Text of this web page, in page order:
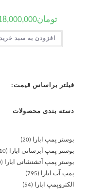
تومان
افزودن به سبد خرید
فیلتر براساس قیمت:
دسته بندی محصولات
بوستر پمپ ابارا
20
بوستر پمپ آبرسانی ابارا
10
بوستر پمپ آتشنشانی ابارا
پمپ آب ابارا
795
الکتروپمپ ابارا
54